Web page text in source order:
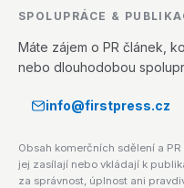
SPOLUPRÁCE &
Máte zájem o PR článek,
nebo dlouhodobou
info@firstpress.cz
Obsah komerčních sdělení a
jej zasílají nebo vkládají k
za správnost, úplnost ani